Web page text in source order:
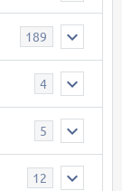
189
4
5
12